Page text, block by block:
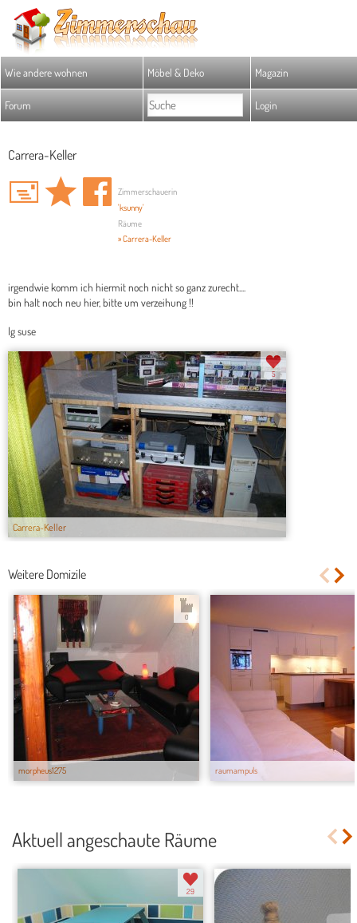
Wie andere wohnen Möbel & Deko Magazin
Forum Login
Carrera-Keller
Zimmerschauerin
'ksunny'
Räume
» Carrera-Keller
irgendwie komm ich hiermit noch nicht so ganz zurecht....
bin halt noch neu hier, bitte um verzeihung !!
lg suse
Carrera-Keller
5
Weitere Domizile
morpheus1275
0
raumampuls
Aktuell angeschaute Räume
29